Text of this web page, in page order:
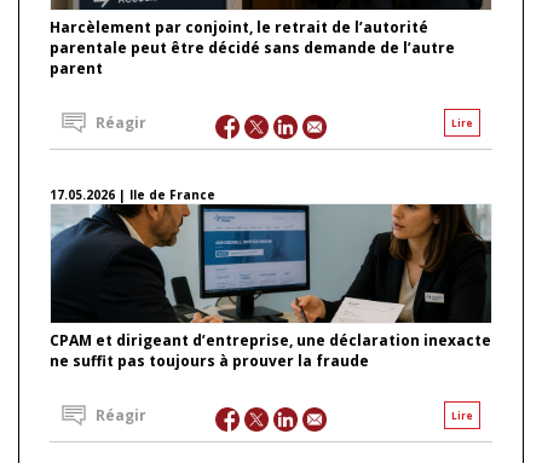
Harcèlement par conjoint, le retrait de l’autorité
parentale peut être décidé sans demande de l’autre
parent
Lire
Réagir
17.05.2026 | Ile de France
CPAM et dirigeant d’entreprise, une déclaration inexacte
ne suffit pas toujours à prouver la fraude
Lire
Réagir